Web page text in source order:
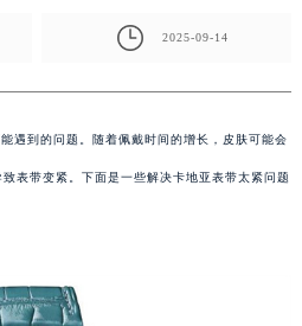
2025-09-14
遇到的问题。随着佩戴时间的增长，皮肤可能会
表带变紧。下面是一些解决卡地亚表带太紧问题